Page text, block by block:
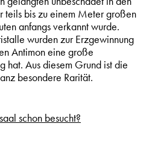
bis zu einem Meter großen
anfangs verkannt wurde.
wurden zur Erzgewinnung
Antimon eine große
hat. Aus diesem Grund ist die
besondere Rarität.
schon besucht?